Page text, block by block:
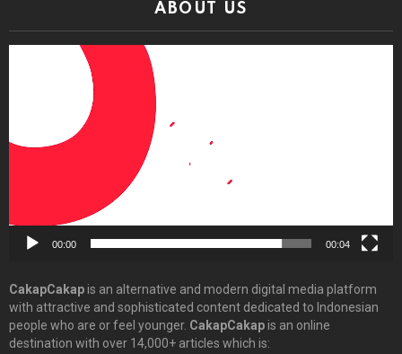
ABOUT US
00:00 00:04
CakapCakapis an alternative and modern digital media platform
with attractive and sophisticated content dedicated to Indonesian
people who are or feel younger. CakapCakapis an online
destination with over 14,000+ articles which is: